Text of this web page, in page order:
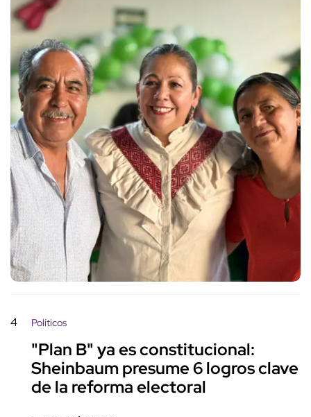
4 Políticos
"Plan B" ya es constitucional:
Sheinbaum presume 6 logros clave
de la reforma electoral